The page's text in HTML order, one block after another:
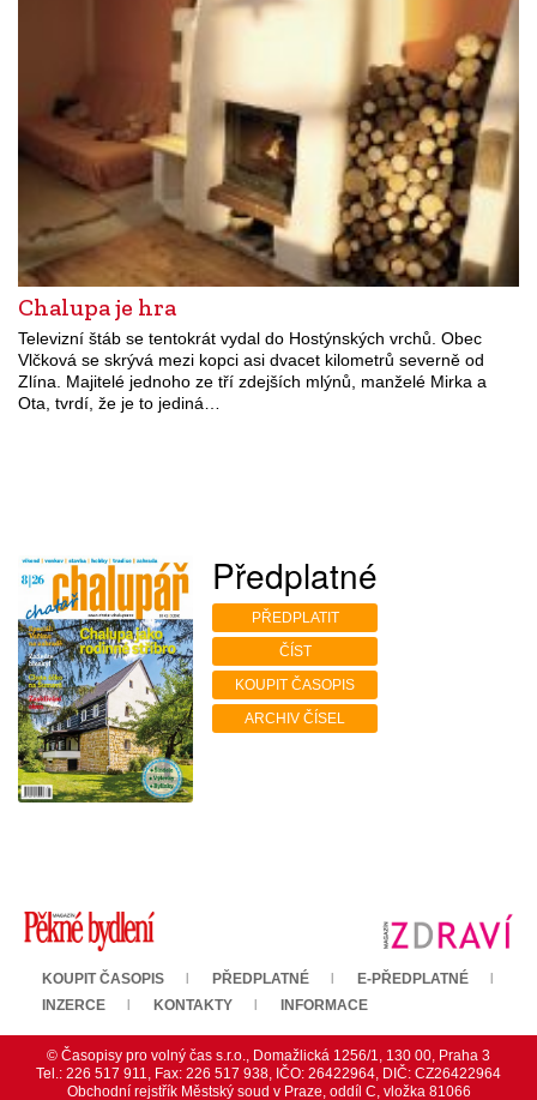
Chalupa je hra
Televizní štáb se tentokrát vydal do Hostýnských vrchů. Obec
Vlčková se skrývá mezi kopci asi dvacet kilometrů severně od
Zlína. Majitelé jednoho ze tří zdejších mlýnů, manželé Mirka a
Ota, tvrdí, že je to jediná…
Předplatné
PŘEDPLATIT
ČÍST
KOUPIT ČASOPIS
ARCHIV ČÍSEL
KOUPIT ČASOPIS PŘEDPLATNÉ
E-PŘEDPLATNÉ
INZERCE
KONTAKTY INFORMACE
© Časopisy pro volný čas s.r.o., Domažlická 1256/1, 130 00, Praha 3
Tel.: 226 517 911, Fax: 226 517 938, IČO: 26422964, DIČ: CZ26422964
Obchodní rejstřík Městský soud v Praze, oddíl C, vložka 81066